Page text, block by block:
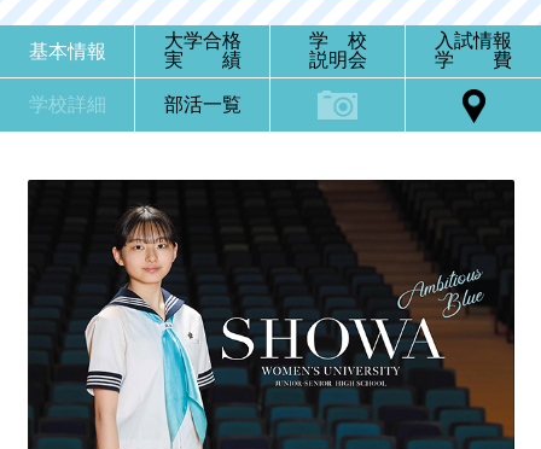
基本情報
大学合格
実 績
学 校
説明会
入試情報
学 費
学校詳細 部活一覧